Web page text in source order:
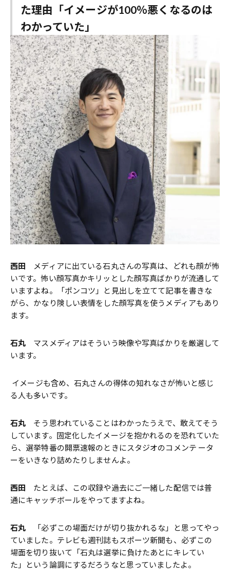
た理由「イメージが100％悪くなるのは
わかっていた」
西田 メディアに出ている石丸さんの写真は、どれも顔が怖
いです。怖い顔写真かキリッとした顔写真ばかりが流通して
いますよね。「ポンコツ」と見出しを立てて記事を書きな
がら、かなり険しい表情をした顔写真を使うメディアもあり
ます。
石丸 マスメディアはそういう映像や写真ばかりを厳選して
います。
―― イメージも含め、石丸さんの得体の知れなさが怖いと感じ
る人も多いです。
石丸 そう思われていることはわかったうえで、敢えてそう
しています。固定化したイメージを抱かれるのを恐れていた
ら、選挙特番の開票速報のときにスタジオのコメンテ ータ
ーをいきなり詰めたりしませんよ。
西田 たとえば、この収録や過去にご一緒した配信では普
通にキャッチボールをやってますよね。
石丸 「必ずこの場面だけが切り抜かれるな」と思ってやっ
ていました。テレビも週刊誌もスポーツ新聞も、必ずこの
場面を切り抜いて「石丸は選挙に負けたあとにキレてい
た」という論調にするだろうなと思っていましたよ。